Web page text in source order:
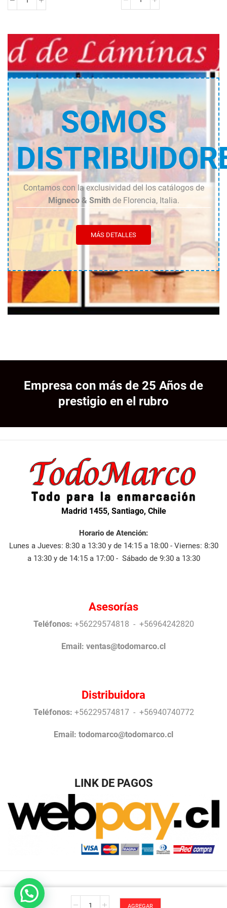
Trittico
Fiori
SOMOS
Contamos con la exclusividad del los catálogos de
Migneco & Smith de Florencia, Italia.
MÁS DETALLES
Empresa con más de 25 Años de
prestigio en el rubro
Madrid 1455, Santiago, Chile
Horario de Atención:
Lunes a Jueves: 8:30 a 13:30 y de 14:15 a 18:00 - Viernes: 8:30
a 13:30 y de 14:15 a 17:00 - Sábado de 9:30 a 13:30
Asesorías
Teléfonos: +56229574818 - +56964242820
Email: ventas@todomarco.cl
Distribuidora
Teléfonos: +56229574817 - +56940740772
Email: todomarco@todomarco.cl
LINK DE PAGOS
Desarrollo Antonio Arrigucci © Todos los Derechos
AGREGAR